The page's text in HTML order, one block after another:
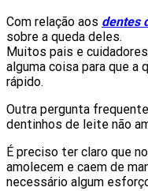
Com relação aos dentes
sobre a queda deles.
Muitos pais e
alguma coisa para que a
rápido.
Outra pergunta
dentinhos de leite não
É preciso ter claro que
amolecem e caem de
necessário algum